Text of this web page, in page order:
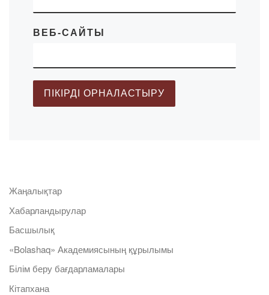
ВЕБ-САЙТЫ
Жаңалықтар
Хабарландырулар
Басшылық
«Bolashaq» Академиясының құрылымы
Білім беру бағдарламалары
Кітапхана